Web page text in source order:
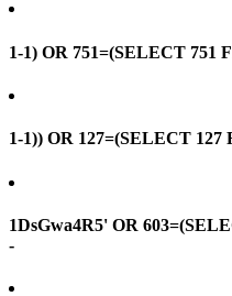
1-1) OR 751=(SELECT 751
1-1)) OR 127=(SELECT 127
1DsGwa4R5' OR
-